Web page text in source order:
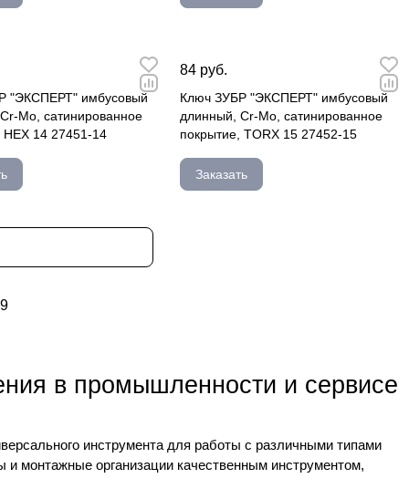
"ЭКСПЕРТ" имбусовый
Mo, сатинированное
HEX 14 27451-14
84 руб.
Ключ ЗУБР "ЭКСПЕРТ" имбусовый
длинный, Cr-Mo, сатинированное
покрытие, TORX 15 27452-15
Заказать
в промышленности и сервисе
инструмента для работы с различными типами
монтажные организации качественным инструментом,